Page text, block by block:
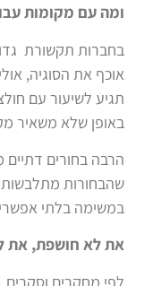
ומה עם מקומות
בחברות תקשורת
אוכף את הסוגיה,
תגיע לשיעור עם
באופן שלא משאיר
הרבה בחורים
שהבחורות מתלבשות
במשימה בלתי
את לא חושפת, את
לפי מחקרים